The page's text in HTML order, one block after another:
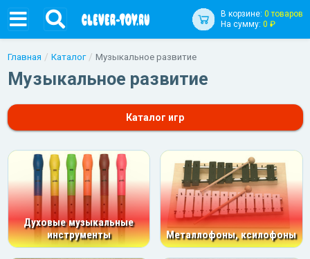
В корзине: 0 товаров
На сумму: 0 ₽
Главная Каталог Музыкальное развитие
Музыкальное развитие
Каталог игр
Духовые музыкальные
инструменты
Металлофоны, ксилофоны